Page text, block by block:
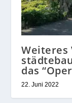
Weiteres
das
22. Juni 2022